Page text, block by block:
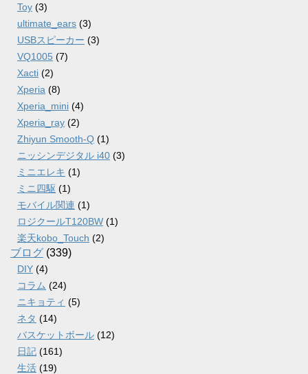
Toy (3)
ultimate_ears (3)
USBスピーカー (3)
VQ1005 (7)
Xacti (2)
Xperia (8)
Xperia_mini (4)
Xperia_ray (2)
Zhiyun Smooth-Q (1)
ニッシンデジタル i40 (3)
ミニエレキ (1)
ミニ四駆 (1)
モバイル関連 (1)
ロジクールT120BW (1)
楽天kobo_Touch (2)
ブログ (339)
DIY (4)
コラム (24)
ニキョティ (5)
ネタ (14)
バスケットボール (12)
日記 (161)
生活 (19)